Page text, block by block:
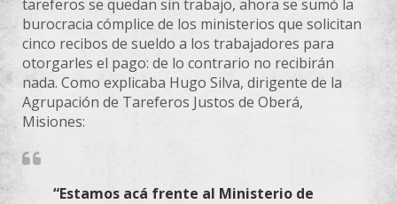
tareferos se quedan sin trabajo, ahora se sumó la
burocracia cómplice de los ministerios que solicitan
cinco recibos de sueldo a los trabajadores para
otorgarles el pago: de lo contrario no recibirán
nada. Como explicaba Hugo Silva, dirigente de la
Agrupación de Tareferos Justos de Oberá,
Misiones:
“Estamos acá frente al Ministerio de